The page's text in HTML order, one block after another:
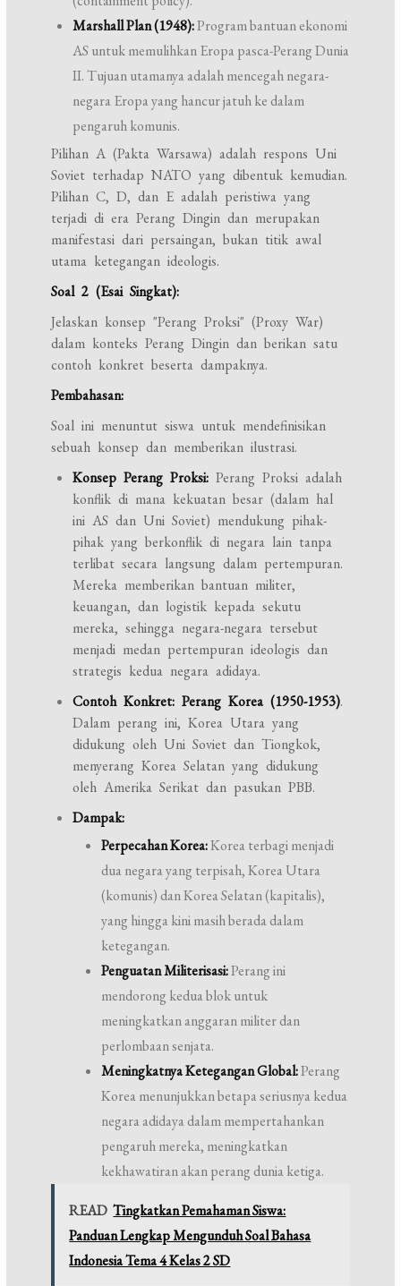
Marshall Plan (1948):Program bantuan ekonomi
AS untuk memulihkan Eropa pasca-Perang Dunia
II. Tujuan utamanya adalah mencegah negara-
negara Eropa yang hancur jatuh ke dalam
pengaruh komunis.
Pilihan A (Pakta Warsawa) adalah respons Uni
Soviet terhadap NATO yang dibentuk kemudian.
Pilihan C, D, dan E adalah peristiwa yang
terjadi di era Perang Dingin dan merupakan
manifestasi dari persaingan, bukan titik awal
utama ketegangan ideologis.
Soal 2 (Esai Singkat):
Jelaskan konsep "Perang Proksi" (Proxy War)
dalam konteks Perang Dingin dan berikan satu
contoh konkret beserta dampaknya.
Pembahasan:
Soal ini menuntut siswa untuk mendefinisikan
sebuah konsep dan memberikan ilustrasi.
Konsep Perang Proksi: Perang Proksi adalah
konflik di mana kekuatan besar (dalam hal
ini AS dan Uni Soviet) mendukung pihak-
pihak yang berkonflik di negara lain tanpa
terlibat secara langsung dalam pertempuran.
Mereka memberikan bantuan militer,
keuangan, dan logistik kepada sekutu
mereka, sehingga negara-negara tersebut
menjadi medan pertempuran ideologis dan
strategis kedua negara adidaya.
Contoh Konkret: Perang Korea (1950-1953).
Dalam perang ini, Korea Utara yang
didukung oleh Uni Soviet dan Tiongkok,
menyerang Korea Selatan yang didukung
oleh Amerika Serikat dan pasukan PBB.
Dampak:
Perpecahan Korea:Korea terbagi menjadi
dua negara yang terpisah, Korea Utara
(komunis) dan Korea Selatan (kapitalis),
yang hingga kini masih berada dalam
ketegangan.
Penguatan Militerisasi:Perang ini
mendorong kedua blok untuk
meningkatkan anggaran militer dan
perlombaan senjata.
Meningkatnya Ketegangan Global:Perang
Korea menunjukkan betapa seriusnya kedua
negara adidaya dalam mempertahankan
pengaruh mereka, meningkatkan
kekhawatiran akan perang dunia ketiga.
READ Tingkatkan Pemahaman Siswa:
Panduan Lengkap Mengunduh Soal Bahasa
Indonesia Tema 4 Kelas 2 SD